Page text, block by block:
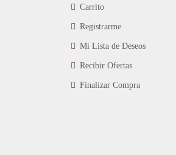
Carrito
Registrarme
Mi Lista de Deseos
Recibir Ofertas
Finalizar Compra